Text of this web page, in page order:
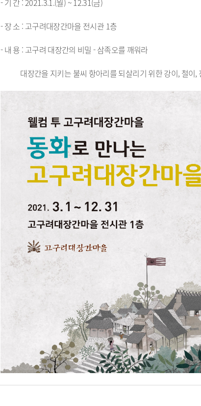
- 기 간 : 2021.3.1.(월) ~ 12.31(금)
- 장 소 : 고구려대장간마을 전시관 1층
- 내 용 : 고구려 대장간의 비밀 - 삼족오를 깨워라
대장간을 지키는 불씨 항아리를 되살리기 위한 강이, 철이,